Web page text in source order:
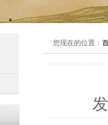
您现在的位置：